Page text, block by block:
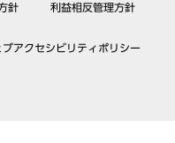
針 利益相反管理方針
ブアクセシビリティポリシー